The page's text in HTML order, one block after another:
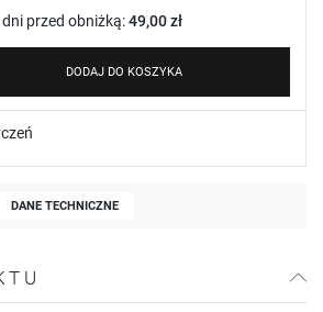
przed obniżką:49,00 zł
DODAJ DO KOSZYKA
DANE TECHNICZNE